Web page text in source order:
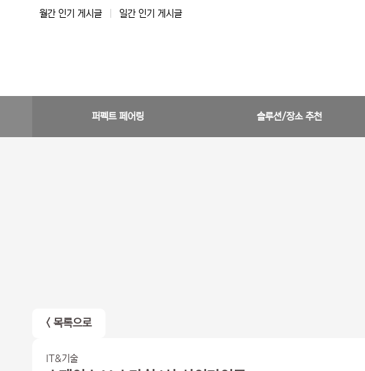
월간 인기 게시글 일간 인기 게시글
퍼펙트 페어링 솔루션/장소 추천
< 목록으로
IT&기술